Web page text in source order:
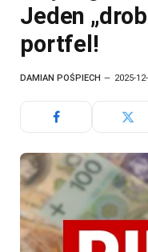
Jeden
portfel!
DAMIAN POŚPIECH 2025-